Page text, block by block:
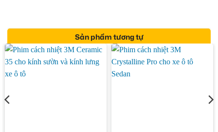
Sản phẩm tương tự